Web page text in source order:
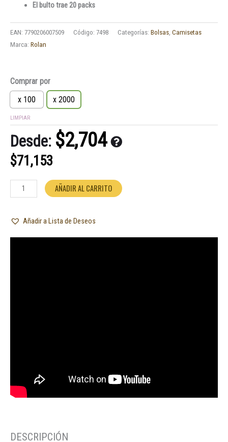
El bulto trae 20 packs
EAN: 7790206007509 Código: 7498 Categorías: Bolsas Camisetas
Marca: Rolan
Comprar por
x 100
x 2000
LIMPIAR
Desde: $2,704
$71,153
Camiseta
Gatito
Rick
Calidad
3200
30x40
Rolan
cantidad
AÑADIR AL CARRITO
Añadir a Lista de Deseos